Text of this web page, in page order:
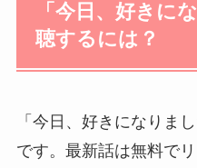
「今日、好きに
聴するには？
「今日、好きになりま
です。最新話は無料で